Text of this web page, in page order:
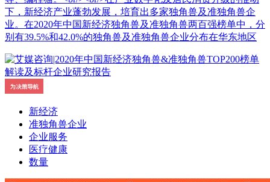
下，新经济产业蓬勃发展，培育出多家独角兽及准独角兽企
业。在2020年中国新经济独角兽及准独角兽两百强榜单中，分
别有39.5%和42.0%的独角兽及准独角兽企业分布在华东地区
新经济
准独角兽企业
企业服务
医疗健康
数量